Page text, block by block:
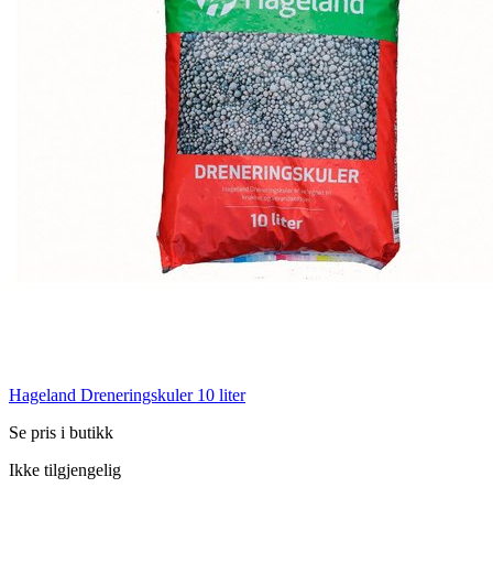
Hageland Dreneringskuler 10 liter
Se pris i butikk
Ikke tilgjengelig